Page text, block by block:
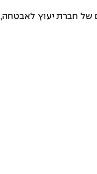
חברת יעוץ לאבטחה,